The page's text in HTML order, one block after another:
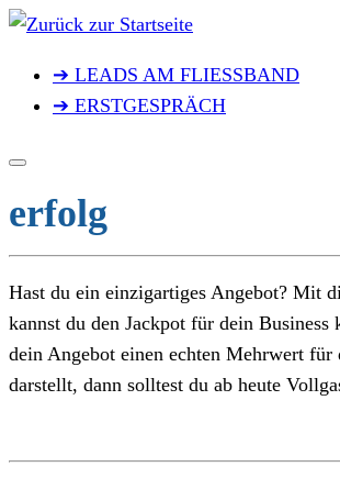
Zum
springen➔ LEADS AM FLIESSBAND
➔ ERSTGESPRÄCH
erfolg
Hast du ein einzigartiges Angebot? Mit
kannst du den Jackpot für dein Business
dein Angebot einen echten Mehrwert für
darstellt, dann solltest du ab heute